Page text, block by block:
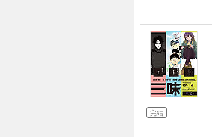
完結